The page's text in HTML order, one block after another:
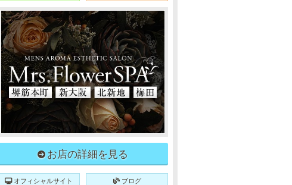
お店の詳細を見る
オフィシャルサイト ブログ